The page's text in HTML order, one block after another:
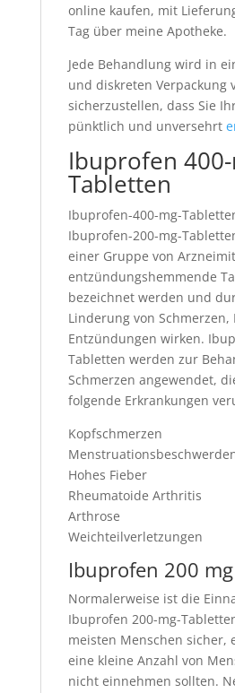
online kaufen, mit
Tag über meine Apotheke.
Jede Behandlung wird in
und diskreten Verpackung
sicherzustellen, dass Sie
pünktlich und unversehrt
Ibuprofen
Tabletten
Ibuprofen-400-mg-
Ibuprofen-200-mg-
einer Gruppe von
entzündungshemmende
bezeichnet werden und
Linderung von Schmerzen,
Entzündungen wirken.
Tabletten werden zur
Schmerzen angewendet,
folgende Erkrankungen
Kopfschmerzen
Hohes Fieber
Rheumatoide Arthritis
Arthrose
Weichteilverletzungen
Ibuprofen 200
Normalerweise ist die
Ibuprofen 200-mg-
meisten Menschen sicher,
eine kleine Anzahl von
nicht einnehmen sollten.